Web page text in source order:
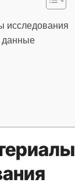
исследования
данные